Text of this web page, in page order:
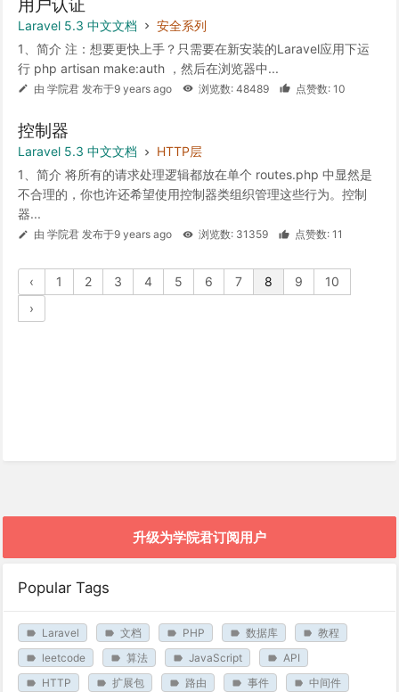
用户认证
Laravel 5.3 中文文档
安全系列
1、简介 注：想要更快上手？只需要在新安装的Laravel应用下运
行 php artisan make:auth ，然后在浏览器中...
由 学院君 发布于9 years ago 浏览数: 48489 点赞数: 10
控制器
Laravel 5.3 中文文档
HTTP层
1、简介 将所有的请求处理逻辑都放在单个 routes.php 中显然是
不合理的，你也许还希望使用控制器类组织管理这些行为。控制
器...
由 学院君 发布于9 years ago 浏览数: 31359 点赞数: 11
‹ 1 2 3 4 5 6 7 8 9
10
›
升级为学院君订阅用户
Popular Tags
Laravel 文档 PHP 数据库
教程
leetcode
算法 JavaScript
API
HTTP
扩展包 路由 事件
中间件